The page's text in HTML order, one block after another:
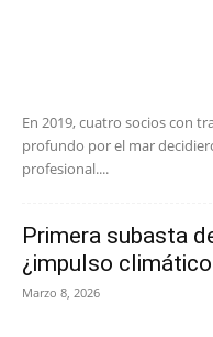
En 2019, cuatro socios con
profundo por el mar
profesional....
Primera subasta
¿impulso
Marzo 8, 2026